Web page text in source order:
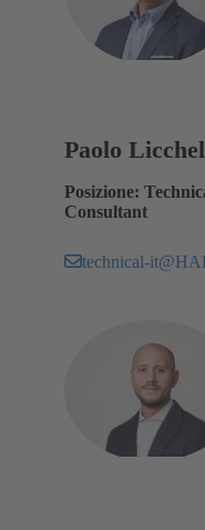
Paolo
Posizione:
Consultant
technical-